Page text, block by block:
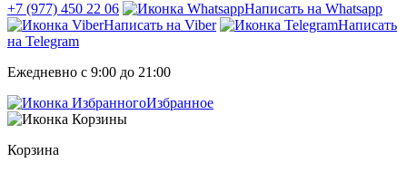
+7 (977) 450 22 06
Написать на Whatsapp
Написать на Viber
Написать
на Telegram
Ежедневно с 9:00 до 21:00
Избранное
Корзина